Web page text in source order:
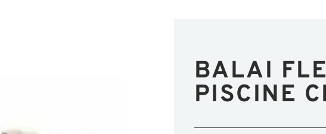
BALAI
ISCINE